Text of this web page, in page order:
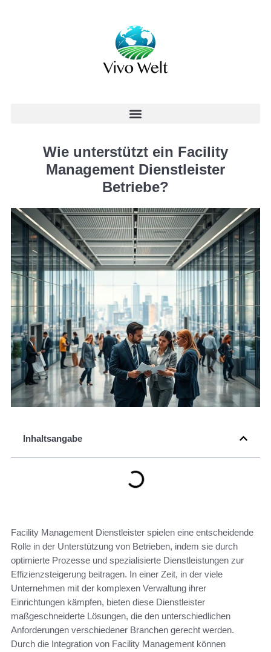
Wie unterstützt ein Facility
Management Dienstleister
Betriebe?
Inhaltsangabe
Facility Management Dienstleister spielen eine entscheidende
Rolle in der Unterstützung von Betrieben, indem sie durch
optimierte Prozesse und spezialisierte Dienstleistungen zur
Effizienzsteigerung beitragen. In einer Zeit, in der viele
Unternehmen mit der komplexen Verwaltung ihrer
Einrichtungen kämpfen, bieten diese Dienstleister
maßgeschneiderte Lösungen, die den unterschiedlichen
Anforderungen verschiedener Branchen gerecht werden.
Durch die Integration von Facility Management können